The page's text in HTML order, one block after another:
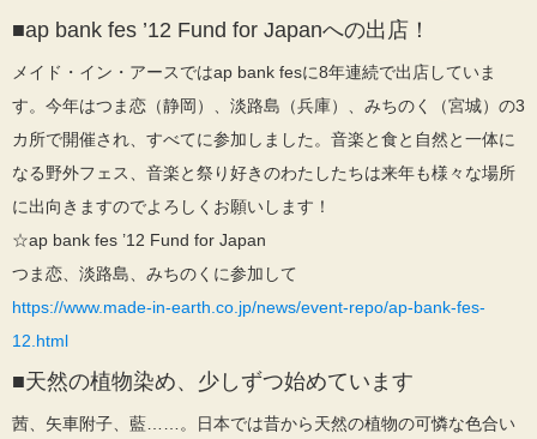
■ap bank fes ’12 Fund for Japanへの出店！
メイド・イン・アースではap bank fesに8年連続で出店していま
す。今年はつま恋（静岡）、淡路島（兵庫）、みちのく（宮城）の3
カ所で開催され、すべてに参加しました。音楽と食と自然と一体に
なる野外フェス、音楽と祭り好きのわたしたちは来年も様々な場所
に出向きますのでよろしくお願いします！
☆ap bank fes ’12 Fund for Japan
つま恋、淡路島、みちのくに参加して
https://www.made-in-earth.co.jp/news/event-repo/ap-bank-fes-
12.html
■天然の植物染め、少しずつ始めています
茜、矢車附子、藍……。日本では昔から天然の植物の可憐な色合い